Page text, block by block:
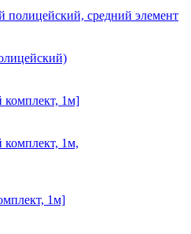
средний элемент
1м]
1м,
1м]